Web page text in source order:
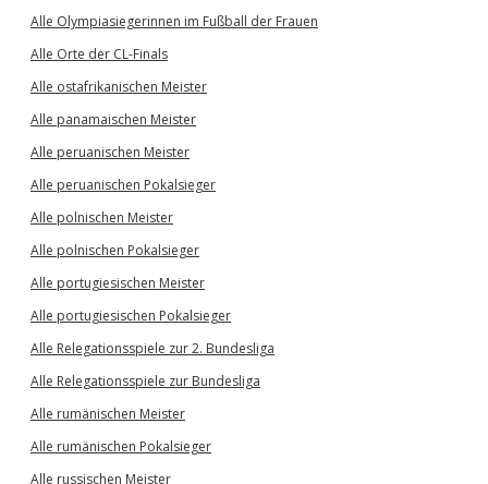
Alle Olympiasiegerinnen im Fußball der Frauen
Alle Orte der CL-Finals
Alle ostafrikanischen Meister
Alle panamaischen Meister
Alle peruanischen Meister
Alle peruanischen Pokalsieger
Alle polnischen Meister
Alle polnischen Pokalsieger
Alle portugiesischen Meister
Alle portugiesischen Pokalsieger
Alle Relegationsspiele zur 2. Bundesliga
Alle Relegationsspiele zur Bundesliga
Alle rumänischen Meister
Alle rumänischen Pokalsieger
Alle russischen Meister